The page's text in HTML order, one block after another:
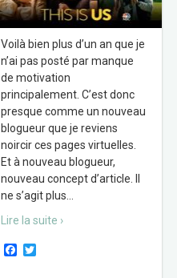
Voilà bien plus d’un an que je
n’ai pas posté par manque
de motivation
principalement. C’est donc
presque comme un nouveau
blogueur que je reviens
noircir ces pages virtuelles.
Et à nouveau blogueur,
nouveau concept d’article. Il
ne s’agit plus
Lire la suite ›
F